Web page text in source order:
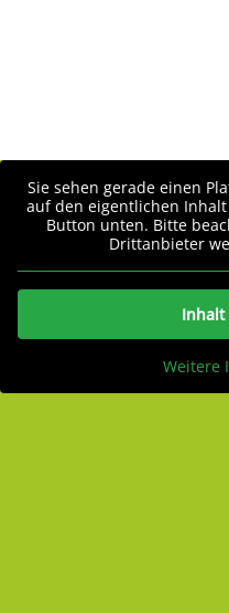
Sie sehen gerade einen
auf den eigentlichen
Button unten. Bitte
Drittanbieter
Inhalt
Weitere